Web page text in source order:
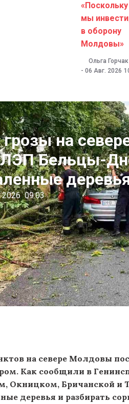
«Поскольку
мы
в оборону
Молдовы»
Ольга Горчак
- 06 Авг. 2026
на
Бельцы-
2026 09:03
на севере Молдовы
Как сообщили в
Окницком, Бричанской и
деревья и разбирать